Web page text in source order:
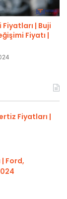
Fiyatları | Buji
Fiyatı |
Fiyatları |
Ford,